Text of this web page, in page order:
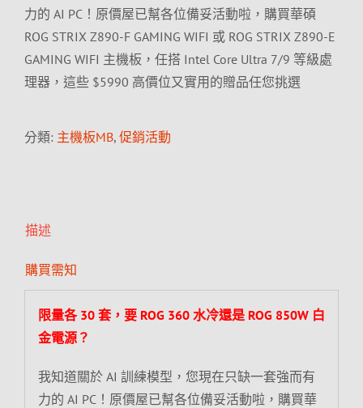
力的 AI PC！原價屋已幫各位備妥活動啦，購買華碩
ROG STRIX Z890-F GAMING WIFI 或 ROG STRIX Z890-E
GAMING WIFI 主機板，任搭 Intel Core Ultra 7/9 等級處
理器，這些 $5990 高價位又實用的贈品任您挑選
分類: 主機板MB, 促銷活動
描述
購買需知
限量各 30 套，要 ROG 360 水冷還是 ROG 850W 白
金電源？
我知道關於 AI 訓練模型，您現在只缺一套強而有
力的 AI PC！原價屋已幫各位備妥活動啦，購買華